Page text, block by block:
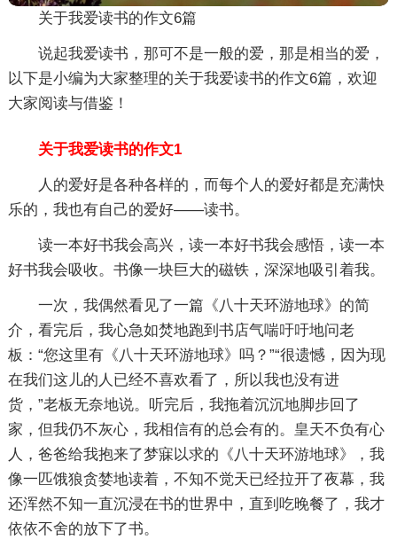
关于我爱读书的作文6篇
说起我爱读书，那可不是一般的爱，那是相当的爱，
以下是小编为大家整理的关于我爱读书的作文6篇，欢迎
大家阅读与借鉴！
关于我爱读书的作文1
人的爱好是各种各样的，而每个人的爱好都是充满快
乐的，我也有自己的爱好——读书。
读一本好书我会高兴，读一本好书我会感悟，读一本
好书我会吸收。书像一块巨大的磁铁，深深地吸引着我。
一次，我偶然看见了一篇《八十天环游地球》的简
介，看完后，我心急如焚地跑到书店气喘吁吁地问老
板：“您这里有《八十天环游地球》吗？”“很遗憾，因为现
在我们这儿的人已经不喜欢看了，所以我也没有进
货，”老板无奈地说。听完后，我拖着沉沉地脚步回了
家，但我仍不灰心，我相信有的总会有的。皇天不负有心
人，爸爸给我抱来了梦寐以求的《八十天环游地球》，我
像一匹饿狼贪婪地读着，不知不觉天已经拉开了夜幕，我
还浑然不知一直沉浸在书的世界中，直到吃晚餐了，我才
依依不舍的放下了书。